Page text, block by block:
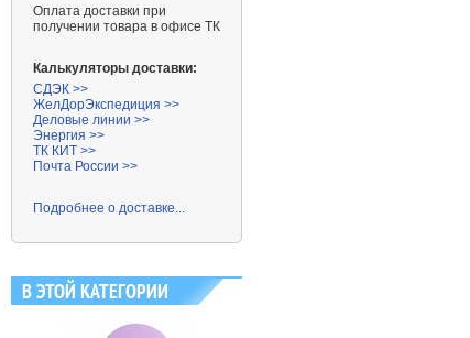
Оплата доставки при
получении товара в офисе ТК
Калькуляторы доставки:
СДЭК >>
ЖелДорЭкспедиция >>
Деловые линии >>
Энергия >>
ТК КИТ >>
Почта России >>
Подробнее о доставке...
В ЭТОЙ КАТЕГОРИИ